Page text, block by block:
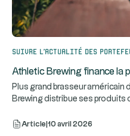
Suivre l’actualité des
Athletic Brewing finance la
Plus grand brasseur américain
Brewing distribue ses produits
Article 10 avril 2026